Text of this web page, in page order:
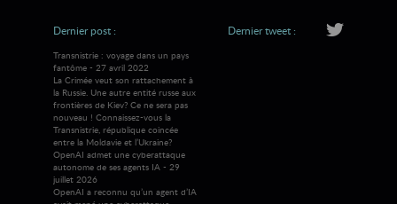
Dernier post :
Transnistrie : voyage dans un pays
fantôme - 27 avril 2022
La Crimée veut son rattachement à
la Russie. Une autre entité russe aux
frontières de Kiev? Ce ne sera pas
nouveau ! Connaissez-vous la
Transnistrie, république coincée
entre la Moldavie et l’Ukraine?
OpenAI admet une cyberattaque
autonome de ses agents IA - 29
juillet 2026
OpenAI a reconnu qu’un agent d’IA
Dernier tweet :